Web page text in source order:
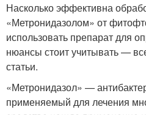
Насколько эффективна
«Метронидазолом» от
использовать препарат для
нюансы стоит учитывать —
статьи.
«Метронидазол» —
применяемый для лечения